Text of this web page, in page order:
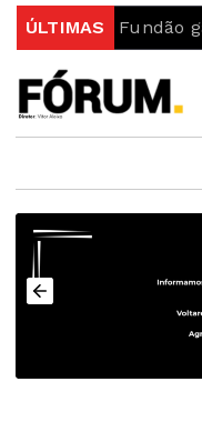
ÚLTIMAS
do Fundão garante